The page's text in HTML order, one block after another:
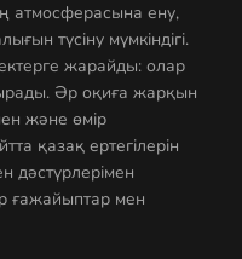
атмосферасына ену,
түсіну мүмкіндігі.
жарайды: олар
Әр оқиға жарқын
және өмір
қазақ ертегілерін
дәстүрлерімен
ғажайыптар мен